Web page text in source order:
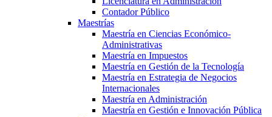
Contador Público
Maestrías
Maestría en Ciencias Económico-
Administrativas
Maestría en Impuestos
Maestría en Gestión de la Tecnología
Maestría en Estrategia de Negocios
Internacionales
Maestría en Administración
Maestría en Gestión e Innovación Pública